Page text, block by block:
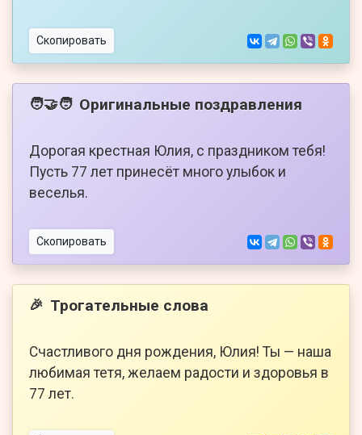
Скопировать
🧑‍🤝‍🧑 Оригинальные поздравления
Дорогая крестная Юлия, с праздником тебя!
Пусть 77 лет принесёт много улыбок и
веселья.
Скопировать
🎉 Трогательные слова
Счастливого дня рождения, Юлия! Ты — наша
любимая тетя, желаем радости и здоровья в
77 лет.